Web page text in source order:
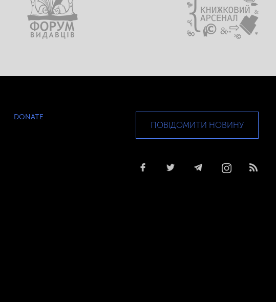
DONATE
ПОВІДОМИТИ НОВИНУ